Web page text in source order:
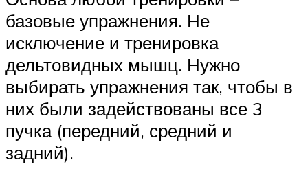
базовые упражнения. Не
исключение и тренировка
дельтовидных мышц. Нужно
выбирать упражнения так, чтобы в
них были задействованы все 3
пучка (передний, средний и
задний).